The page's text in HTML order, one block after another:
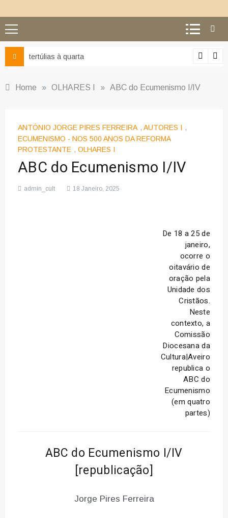
Ciência e religião: como superar o equívoco do conflito
Home » OLHARES I » ABC do Ecumenismo I/IV
ANTÓNIO JORGE PIRES FERREIRA , AUTORES I ,
ECUMENISMO - NOS 500 ANOS DA REFORMA
PROTESTANTE , OLHARES I
ABC do Ecumenismo I/IV
admin_cult 18 Janeiro, 2025
De 18 a 25 de
janeiro,
ocorre o
oitavário de
oração pela
Unidade dos
Cristãos.
Neste
contexto, a
Comissão
Diocesana da
Cultura|Aveiro
republica o
ABC do
Ecumenismo
(em quatro
partes)
ABC do Ecumenismo I/IV
[republicação]
Jorge Pires Ferreira